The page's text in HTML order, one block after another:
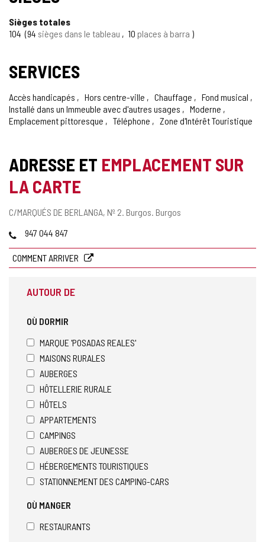
Sièges totales
104 94 sièges dans le tableau 10 places à barra
SERVICES
Accès handicapés Hors centre-ville Chauffage
Fond musical
Installé dans un Immeuble avec d'autres usages
Moderne
Emplacement pittoresque
Téléphone Zone d'Intérêt Touristique
ADRESSE ET EMPLACEMENT SUR
LA CARTE
Adresse
C/MARQUÉS DE BERLANGA, Nº 2. Burgos. Burgos
Téléphones
947 044 847
COMMENT ARRIVER
AUTOUR DE
OÙ DORMIR
MARQUE 'POSADAS REALES'
MAISONS RURALES
AUBERGES
HÔTELLERIE RURALE
HÔTELS
APPARTEMENTS
CAMPINGS
AUBERGES DE JEUNESSE
HÉBERGEMENTS TOURISTIQUES
STATIONNEMENT DES CAMPING-CARS
OÙ MANGER
RESTAURANTS